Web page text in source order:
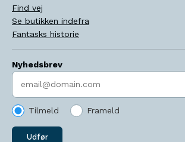
Find vej
Se butikken indefra
Fantasks historie
Nyhedsbrev
Indtast søgeord
Tilmeld Frameld
Udfør